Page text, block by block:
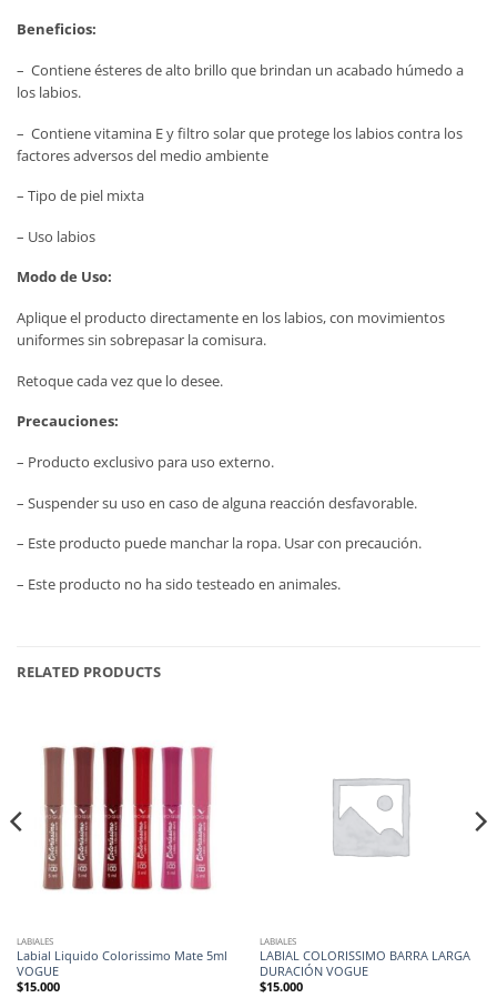
Beneficios:
– Contiene ésteres de alto brillo que brindan un acabado húmedo a
los labios.
– Contiene vitamina E y filtro solar que protege los labios contra los
factores adversos del medio ambiente
– Tipo de piel mixta
– Uso labios
Modo de Uso:
Aplique el producto directamente en los labios, con movimientos
uniformes sin sobrepasar la comisura.
Retoque cada vez que lo desee.
Precauciones:
– Producto exclusivo para uso externo.
– Suspender su uso en caso de alguna reacción desfavorable.
– Este producto puede manchar la ropa. Usar con precaución.
– Este producto no ha sido testeado en animales.
RELATED PRODUCTS
LABIALES
Labial Liquido Colorissimo Mate 5ml
VOGUE
$15.000
LABIALES
LABIAL COLORISSIMO BARRA LARGA
DURACIÓN VOGUE
$15.000